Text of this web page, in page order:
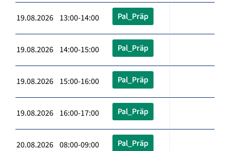
19.08.2026 13:00-14:00 Pal_Präp
19.08.2026 14:00-15:00 Pal_Präp
19.08.2026 15:00-16:00 Pal_Präp
19.08.2026 16:00-17:00 Pal_Präp
20.08.2026 08:00-09:00 Pal_Präp